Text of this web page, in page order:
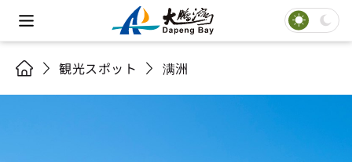
観光スポット 满洲